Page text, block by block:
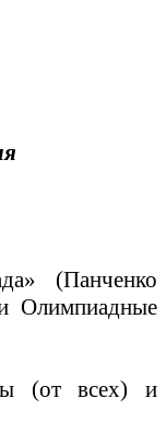
(Панченко
Олимпиадные
(от всех) и